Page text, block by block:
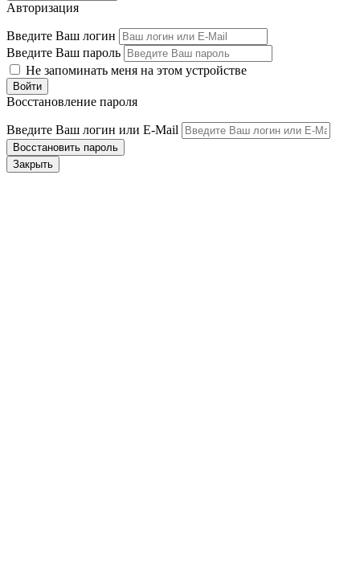
Авторизация
Введите Ваш логин
Введите Ваш пароль
Не запоминать меня на этом устройстве
Восстановление пароля
Введите Ваш логин или E-Mail
Закрыть